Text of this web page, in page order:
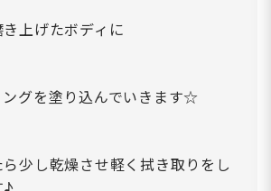
上げたボディに
ングを塗り込んでいきます☆
少し乾燥させ軽く拭き取りをし
♪